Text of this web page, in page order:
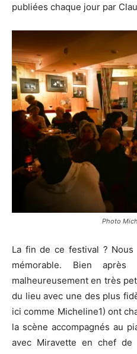
publiées chaque jour par
Photo
La fin de ce festival ? Nous
mémorable. Bien
malheureusement en très
du lieu avec une des plus
ici comme Micheline1) ont
la scène accompagnés au
avec Miravette en chef de